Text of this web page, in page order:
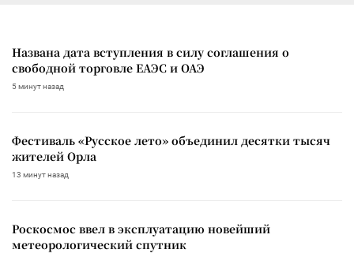
Названа дата вступления в силу соглашения о
свободной торговле ЕАЭС и ОАЭ
5 минут назад
Фестиваль «Русское лето» объединил десятки тысяч
жителей Орла
13 минут назад
Роскосмос ввел в эксплуатацию новейший
метеорологический спутник